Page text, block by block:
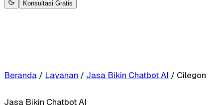
Konsultasi Gratis
Beranda / Layanan / Jasa Bikin Chatbot AI / Cilegon
Jasa Bikin Chatbot AI